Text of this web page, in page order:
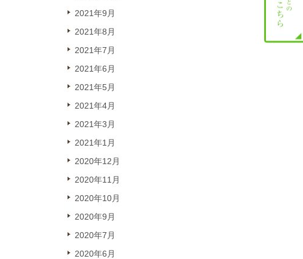
2021年9月
2021年8月
2021年7月
2021年6月
2021年5月
2021年4月
2021年3月
2021年1月
2020年12月
2020年11月
2020年10月
2020年9月
2020年7月
2020年6月